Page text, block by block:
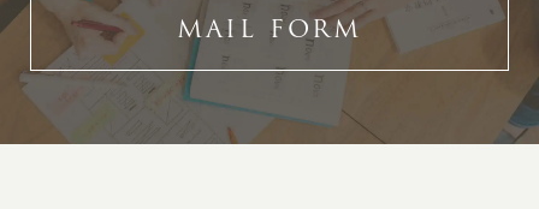
MAIL FORM